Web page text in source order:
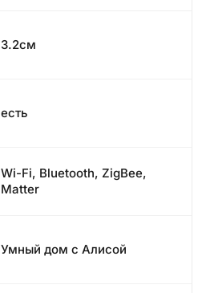
3.2см
есть
Wi-Fi, Bluetooth, ZigBee,
Matter
Умный дом с Алисой